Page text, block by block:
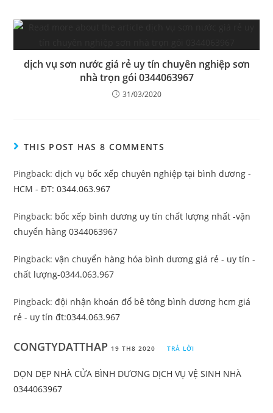
dịch vụ sơn nước giá rẻ uy tín chuyên nghiệp sơn
nhà trọn gói 0344063967
31/03/2020
THIS POST HAS 8 COMMENTS
Pingback:dịch vụ bốc xếp chuyên nghiệp tại bình dương -
HCM - ĐT: 0344.063.967
Pingback: bốc xếp bình dương uy tín chất lượng nhất -vận
chuyển hàng 0344063967
Pingback:vận chuyển hàng hóa bình dương giá rẻ - uy tín -
chất lượng-0344.063.967
Pingback:đội nhận khoán đổ bê tông bình dương hcm giá
rẻ - uy tín đt:0344.063.967
CONGTYDATTHAP 19 TH8 2020 TRẢ LỜI
DỌN DẸP NHÀ CỬA BÌNH DƯƠNG DỊCH VỤ VỆ SINH NHÀ
0344063967